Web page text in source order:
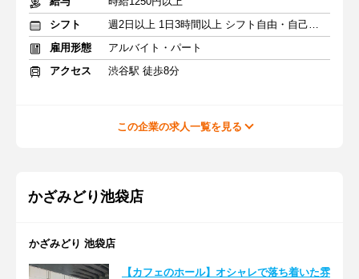
シフト
週2日以上 1日3時間以上 シフト自由・自己申告
雇用形態
アルバイト・パート
アクセス
渋谷駅 徒歩8分
この企業の求人一覧を見る
かざみどり池袋店
かざみどり 池袋店
【カフェのホール】オシャレで落ち着いた雰